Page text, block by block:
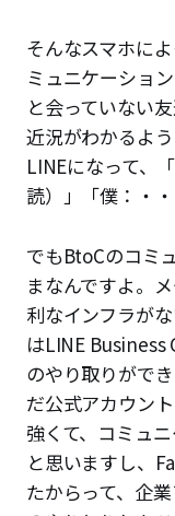
そんなスマホに
ミュニケーショ
と会っていない
近況がわかるよ
LINEになって、
読）」「僕：・
でもBtoCのコミ
まなんですよ。
利なインフラが
はLINE
のやり取りがで
だ公式アカウン
強くて、コミュ
と思いますし、
たからって、企